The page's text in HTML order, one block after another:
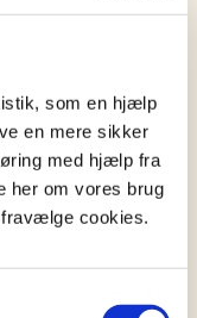
som en hjælp
en mere sikker
med hjælp fra
her om vores brug
cookies.
i kursen
låneprovenu og
Kurssikring er
en bolig i en
beskytter dig
kan påvirke din
kan